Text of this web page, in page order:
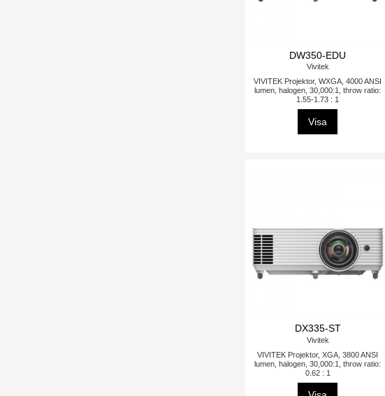
DW350-EDU
Vivitek
VIVITEK Projektor, WXGA, 4000 ANSI
lumen, halogen, 30,000:1, throw ratio:
1.55-1.73 : 1
Visa
DX335-ST
Vivitek
VIVITEK Projektor, XGA, 3800 ANSI
lumen, halogen, 30,000:1, throw ratio:
0.62 : 1